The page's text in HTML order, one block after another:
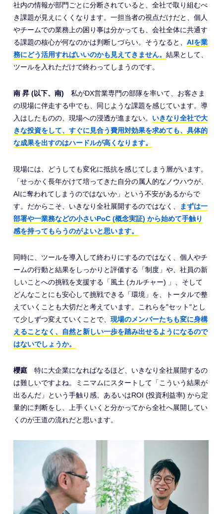
社内の情報が部門ごとに分断されていると、全社で取り組むべ
き課題が見えにくくなります。一担当者の視点だけだと、個人
やチームでの業務上の困り事は分かっても、会社全体に共通す
る課題の核心が何なのかは判断しづらい。そうなると、 AIを業
務にどう活用すればいいのかも見えてきません。 結果として、
ツールを入れただけで終わってしまうのです。
南 昇 (以下、南) 私がDX営業専門の部隊を率いて、お客さま
の現場に伴走する中でも、同じような課題を感じています。導
入はしたものの、現場への浸透が進まない。 いきなり全社で大
きな投資をして、すぐに見合う費用対効果を求めても、具体的
な成果を出すのはハードルが高くなります。
現場には、どうしても変化に抵抗を感じてしまう層がいます。
「せっかく長年かけて培ってきた自分の属人的なノウハウが、
AIに奪われてしまうのではないか」という不安があるからで
す。だからこそ、いきなり全社展開するのではなく、
まずは一
部署や一業務などの小さいPoC (概念実証) から始めて手触り
感を持ってもらうのがよいと思います。
同時に、ツールを導入して終わりにするのではなく、個人やチ
ームの行動と結果をしっかりと評価する「制度」や、社員の新
しいことへの挑戦を支援する「風土 (カルチャー) 」、そして
どんなことにも安心して挑戦できる「環境」を、トータルで整
えていくことも大切だと考えています。これらを"セット"とし
て少しずつ変えていくことで、 現場のメンバーたちも変に身構
えることなく、自然と新しい一歩を踏み出せるようになるので
はないでしょうか。
櫻庭特に大企業になればなるほど、いきなり全社展開するの
は難しいですよね。ミニマムにスタートして「こういう結果が
出るんだ」という手触り感、あるいはROI (投資利益率) から定
量的に判断をし、上手くいくと分かってから全社へ展開してい
くのが王道の流れだと思います。